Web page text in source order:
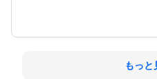
もっと